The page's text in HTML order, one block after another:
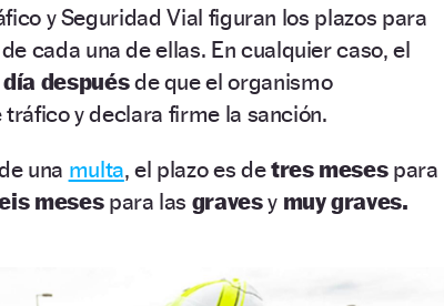
y Seguridad Vial figuran los plazos para
de cada una de ellas. En cualquier caso, el
despuésde que el organismo
y declara firme la sanción.
una multa, el plazo es detres meses para
mesespara las gravesymuy graves.